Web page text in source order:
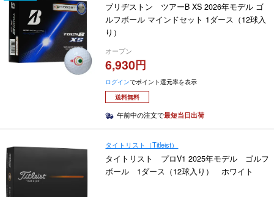
ブリヂストン ツアーB XS 2026年モデル ゴ
ルフボール マインドセット 1ダース（12球入
り）
オープン
6,930
ログインでポイント還元率を表示
送料無料
午前中の注文で最短当日出荷
タイトリスト（Titleist）
タイトリスト プロV1 2025年モデル ゴルフ
ボール 1ダース（12球入り） ホワイト